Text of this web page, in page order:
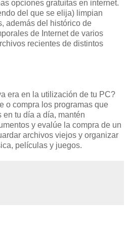
opciones gratuitas en internet.
del que se elija) limpian
además del histórico de
de Internet de varios
recientes de distintos
era en la utilización de tu PC?
o compra los programas que
tu día a día, mantén
y evalúe la compra de un
archivos viejos y organizar
películas y juegos.